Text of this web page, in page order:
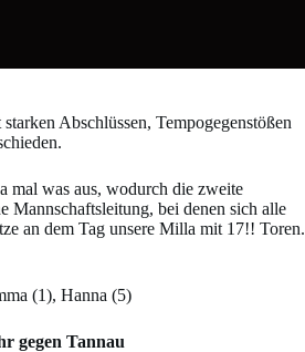
Abschlüssen, Tempogegenstößen
mal was aus, wodurch die zweite
Mannschaftsleitung, bei denen sich alle
an dem Tag unsere Milla mit 17!! Toren.
(1), Hanna (5)
gegen Tannau